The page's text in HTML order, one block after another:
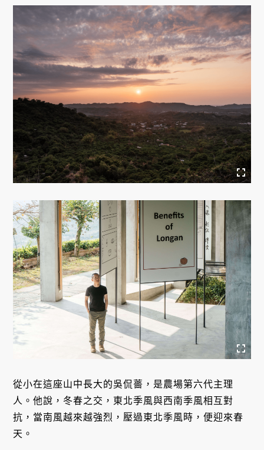
從小在這座山中長大的吳侃薔，是農場第六代主理
人。他說，冬春之交，東北季風與西南季風相互對
抗，當南風越來越強烈，壓過東北季風時，便迎來春
天。